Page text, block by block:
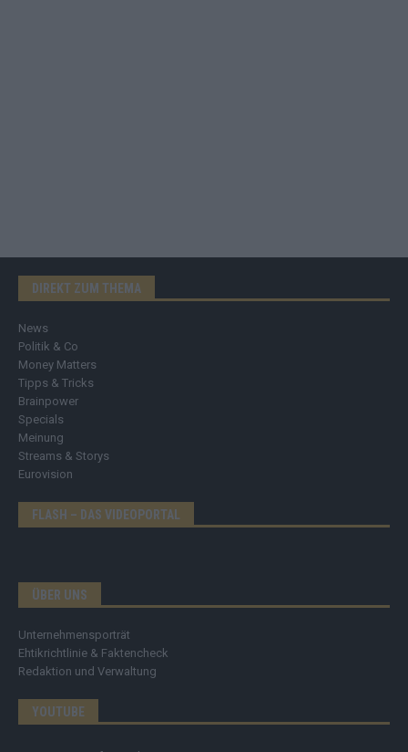
DIREKT ZUM THEMA
News
Politik & Co
Money Matters
Tipps & Tricks
Brainpower
Specials
Meinung
Streams & Storys
Eurovision
FLASH – DAS VIDEOPORTAL
ÜBER UNS
Unternehmensporträt
Ehtikrichtlinie & Faktencheck
Redaktion und Verwaltung
YOUTUBE